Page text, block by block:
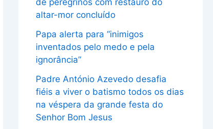
de peregrinos com restauro do
altar-mor concluído
Papa alerta para “inimigos
inventados pelo medo e pela
ignorância”
Padre António Azevedo desafia
fiéis a viver o batismo todos os dias
na véspera da grande festa do
Senhor Bom Jesus